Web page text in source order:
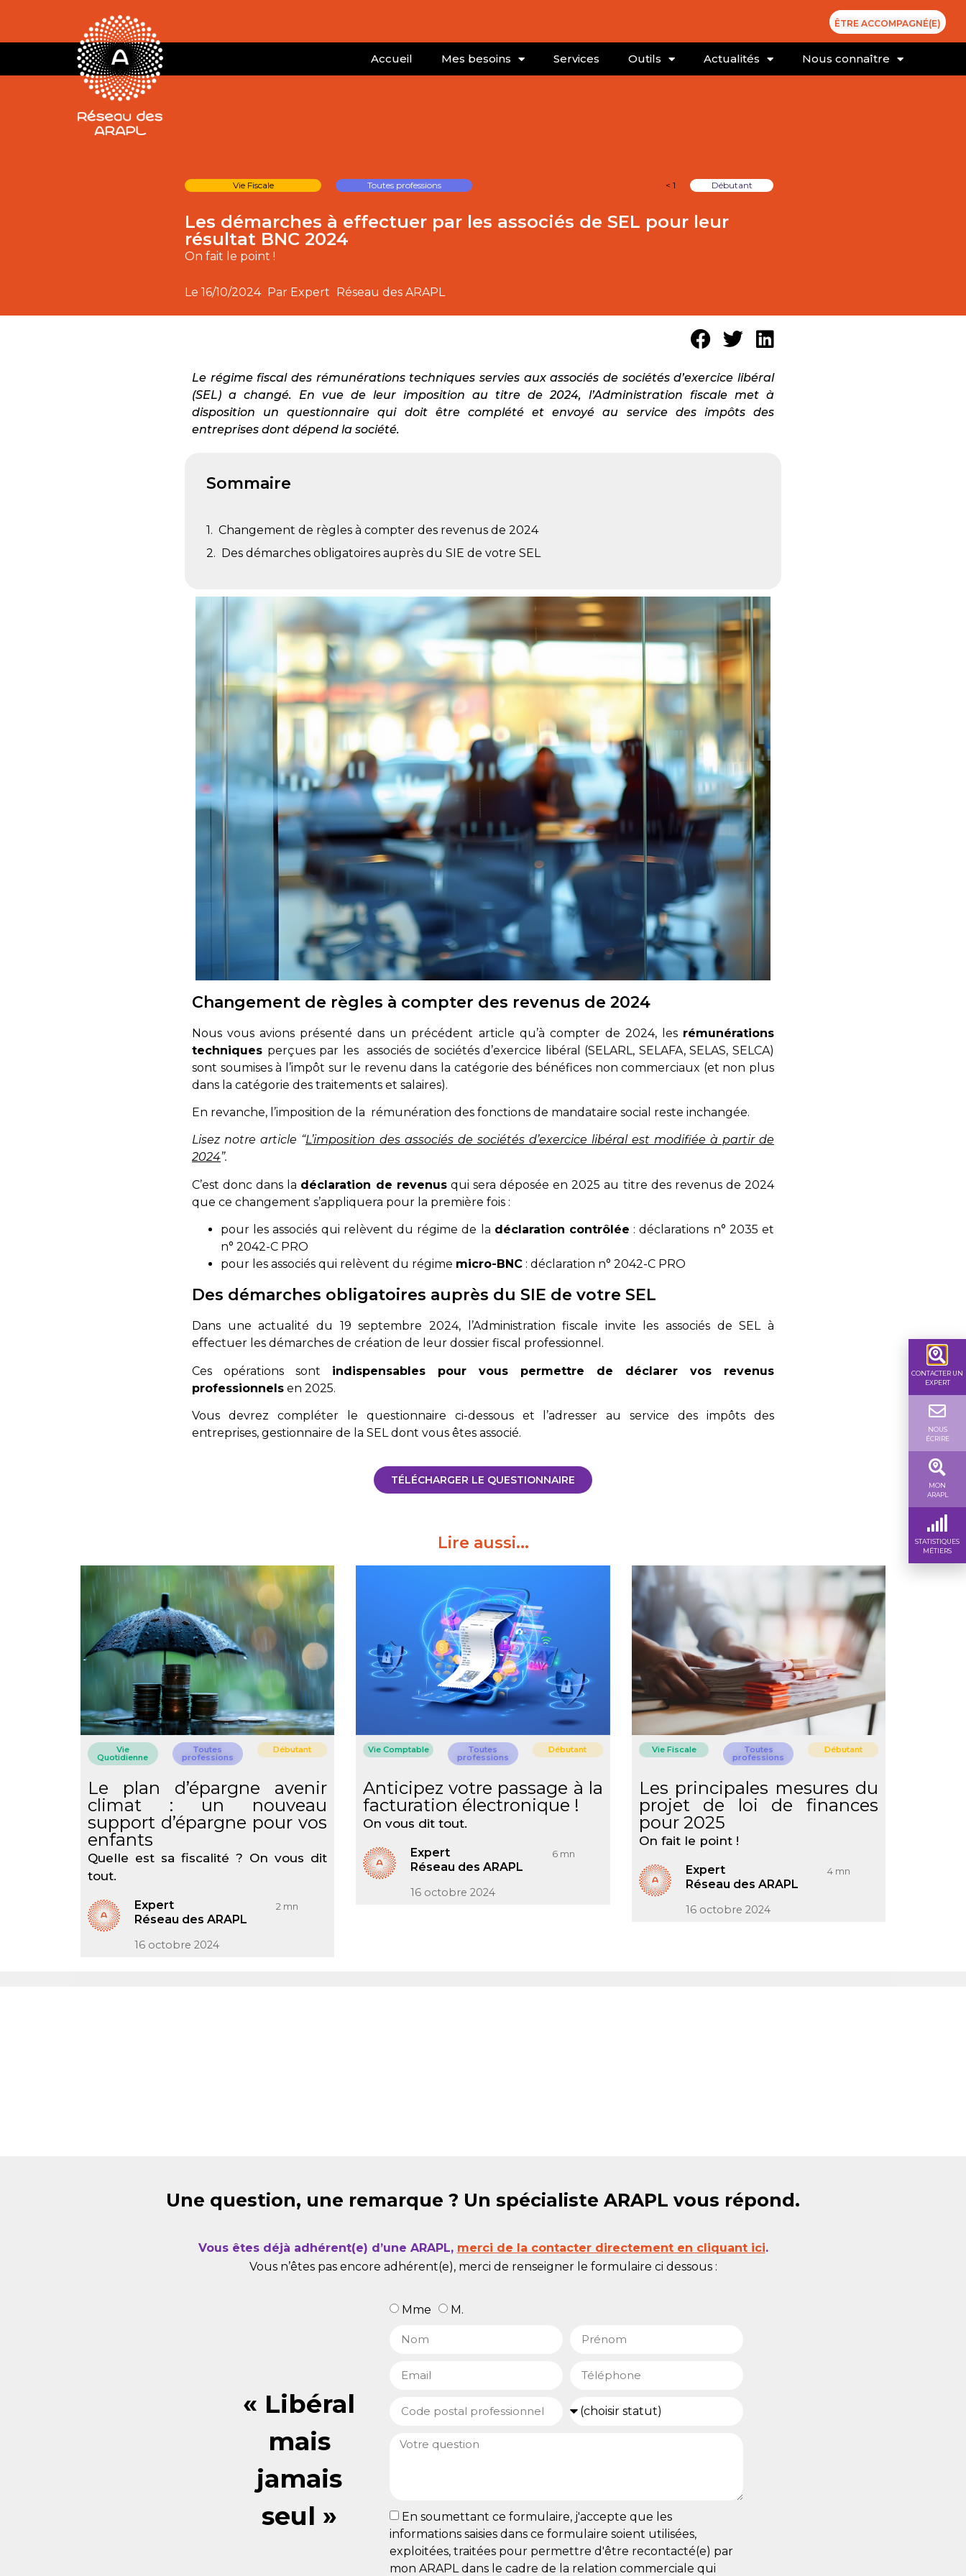
ÊTRE ACCOMPAGNÉ(E)
Accueil Mes besoins Services Outils Actualités Nous connaître
Vie Fiscale Toutes professions < 1 Débutant
Les démarches à effectuer par les associés de SEL pour leur
résultat BNC 2024
On fait le point !
Le 16/10/2024 Par Expert Réseau des ARAPL
Le régime fiscal des rémunérations techniques servies aux associés de sociétés d’exercice libéral
(SEL) a changé. En vue de leur imposition au titre de 2024, l’Administration fiscale met à
disposition un questionnaire qui doit être complété et envoyé au service des impôts des
entreprises dont dépend la société.
Sommaire
Changement de règles à compter des revenus de 2024
Des démarches obligatoires auprès du SIE de votre SEL
Changement de règles à compter des revenus de 2024
Nous vous avions présenté dans un précédent article qu’à compter de 2024, les rémunérations
techniques perçues par les associés de sociétés d’exercice libéral (SELARL, SELAFA, SELAS, SELCA)
sont soumises à l’impôt sur le revenu dans la catégorie des bénéfices non commerciaux (et non plus
dans la catégorie des traitements et salaires).
En revanche, l’imposition de la rémunération des fonctions de mandataire social reste inchangée.
Lisez notre article “L’imposition des associés de sociétés d’exercice libéral est modifiée à partir de
2024”.
C’est donc dans la déclaration de revenusqui sera déposée en 2025 au titre des revenus de 2024
que ce changement s’appliquera pour la première fois :
pour les associés qui relèvent du régime de la déclaration contrôlée : déclarations n° 2035 et
n° 2042-C PRO
pour les associés qui relèvent du régime micro-BNC : déclaration n° 2042-C PRO
Des démarches obligatoires auprès du SIE de votre SEL
Dans uneactualité du 19 septembre 2024, l’Administration fiscale invite les associés de SEL à
effectuer les démarches de création de leur dossier fiscal professionnel.
Ces opérations sont indispensables pour vous permettre de déclarer vos revenus
professionnels en 2025.
Vous devrez compléter le questionnaire ci-dessouset l’adresser au service des impôts des
entreprises, gestionnaire de la SEL dont vous êtes associé.
TÉLÉCHARGER LE QUESTIONNAIRE
Lire aussi...
Vie
Quotidienne
Toutes
professions
Débutant
Le plan d’épargne avenir
climat : un nouveau
support d’épargne pour vos
enfants
Quelle est sa fiscalité ? On vous dit
tout.
Expert
Réseau des ARAPL
16 octobre 2024
2 mn
Vie Comptable Toutes
professions
Débutant
Anticipez votre passage à la
facturation électronique !
On vous dit tout.
Expert
Réseau des ARAPL
16 octobre 2024
6 mn
Vie Fiscale Toutes
professions
Débutant
Les principales mesures du
projet de loi de finances
pour 2025
On fait le point !
Expert
Réseau des ARAPL
16 octobre 2024
4 mn
Une question, une remarque ? Un spécialiste ARAPL vous répond.
Vous êtes déjà adhérent(e) d’une ARAPL, merci de la contacter directement en cliquant ici.
Vous n’êtes pas encore adhérent(e), merci de renseigner le formulaire ci dessous :
« Libéral
mais
jamais
seul »
Mme M.
En soumettant ce formulaire, j'accepte que les
informations saisies dans ce formulaire soient utilisées,
exploitées, traitées pour permettre d'être recontacté(e) par
mon ARAPL dans le cadre de la relation commerciale qui
CONTACTER UN
EXPERT
NOUS
ÉCRIRE
MON
ARAPL
STATISTIQUES
MÉTIERS